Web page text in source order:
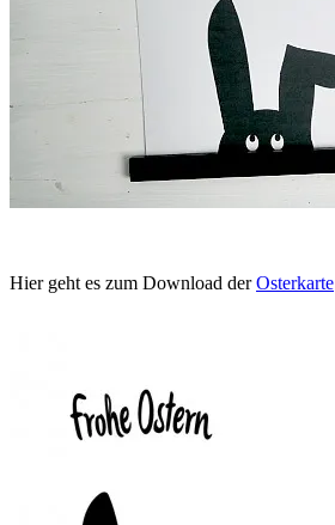
Hier geht es zum Download derOsterkarte